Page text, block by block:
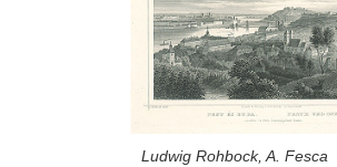
Ludwig Rohbock, A. Fesca